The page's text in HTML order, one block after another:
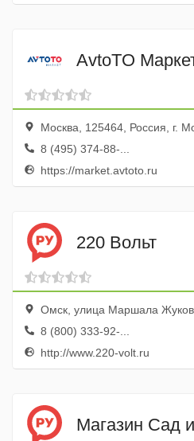
AvtoTO
Москва, 125464, Россия, г. Москва, Муниципальный округ Митино вн.тер.г.,
8 (495) 374-88-...
https://market.avtoto.ru
220 Вольт
Омск, улица Маршала
8 (800) 333-92-...
http://www.220-volt.ru
Магазин Сад